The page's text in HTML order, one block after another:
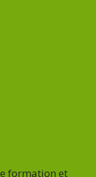
formation et